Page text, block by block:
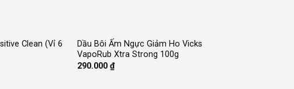
Clean (Vỉ 6
Dầu Bôi Ấm Ngực Giảm Ho Vicks
VapoRub Xtra Strong 100g
290.000 ₫